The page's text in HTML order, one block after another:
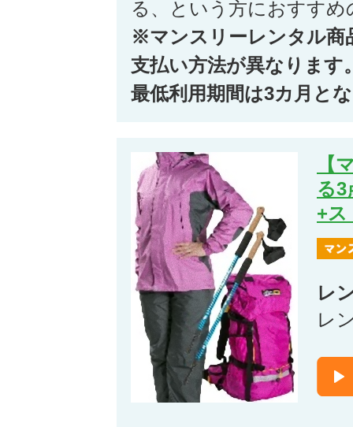
る、という方におすす
※マンスリーレンタル商
支払い方法が異なります
最低利用期間は3カ月と
【
る3
+ス
レ
レ